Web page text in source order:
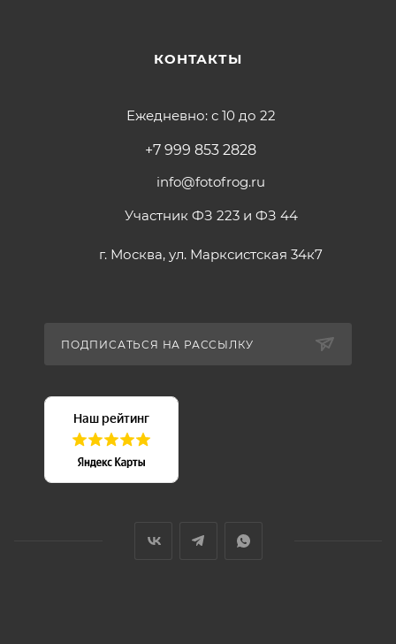
КОНТАКТЫ
Ежедневно: с 10 до 22
+7 999 853 2828
info@fotofrog.ru
Участник ФЗ 223 и ФЗ 44
г. Москва, ул. Марксистская 34к7
ПОДПИСАТЬСЯ НА РАССЫЛКУ